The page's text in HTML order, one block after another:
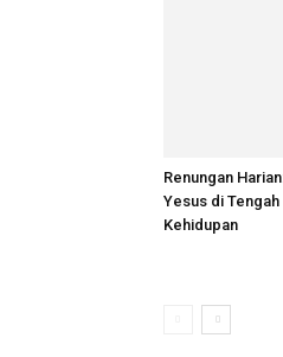
Renungan
Yesus di
Kehidupan